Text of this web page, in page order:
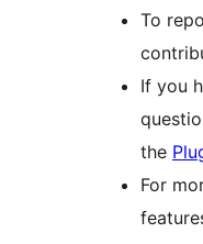
To
If you
the
For